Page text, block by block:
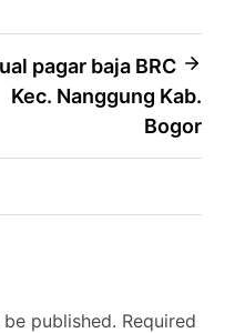
pagar baja BRC
Kec. Nanggung Kab.
Bogor
published. Required